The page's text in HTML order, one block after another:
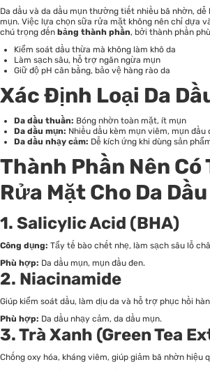
Da dầu và da dầu mụn thường tiết nhiều bã nhờn,
mụn. Việc lựa chọn sữa rửa mặt không nên chỉ dựa
chú trọng đến bảng thành phần, bởi thành phần
Kiểm soát dầu thừa mà không làm khô da
Làm sạch sâu, hỗ trợ ngăn ngừa mụn
Giữ độ pH cân bằng, bảo vệ hàng rào da
Xác Định Loại Da
Da dầu thuần: Bóng nhờn toàn mặt, ít mụn
Da dầu mụn: Nhiều dầu kèm mụn viêm, mụn đầu
Da dầu nhạy cảm: Dễ kích ứng khi dùng sản
Thành Phần Nên Có
Rửa Mặt Cho Da Dầu
1. Salicylic Acid (BHA)
Công dụng: Tẩy tế bào chết nhẹ, làm sạch sâu lỗ
Phù hợp: Da dầu mụn, mụn đầu đen.
2. Niacinamide
Giúp kiểm soát dầu, làm dịu da và hỗ trợ phục hồi
Phù hợp: Da dầu nhạy cảm, da dầu mụn.
3. Trà Xanh (Green Tea
Chống oxy hóa, kháng viêm, giúp giảm bã nhờn hiệu